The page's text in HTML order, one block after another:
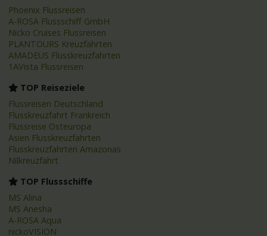
Phoenix Flussreisen
A-ROSA Flussschiff GmbH
Nicko Cruises Flussreisen
PLANTOURS Kreuzfahrten
AMADEUS Flusskreuzfahrten
1AVista Flussreisen
TOP Reiseziele
Flussreisen Deutschland
Flusskreuzfahrt Frankreich
Flussreise Osteuropa
Asien Flusskreuzfahrten
Flusskreuzfahrten Amazonas
Nilkreuzfahrt
TOP Flussschiffe
MS Alina
MS Anesha
A-ROSA Aqua
nickoVISION